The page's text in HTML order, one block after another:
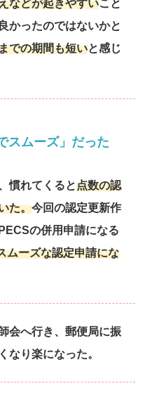
などが起きやすいこと
かったのではないかと
での期間も短いと感じ
スムーズ」だった
慣れてくると点数の認
た。今回の認定更新作
の併用申請になる
ムーズな認定申請にな
会へ行き、郵便局に振
なり楽になった。